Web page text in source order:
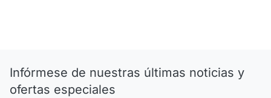
Infórmese de nuestras últimas noticias y
ofertas especiales